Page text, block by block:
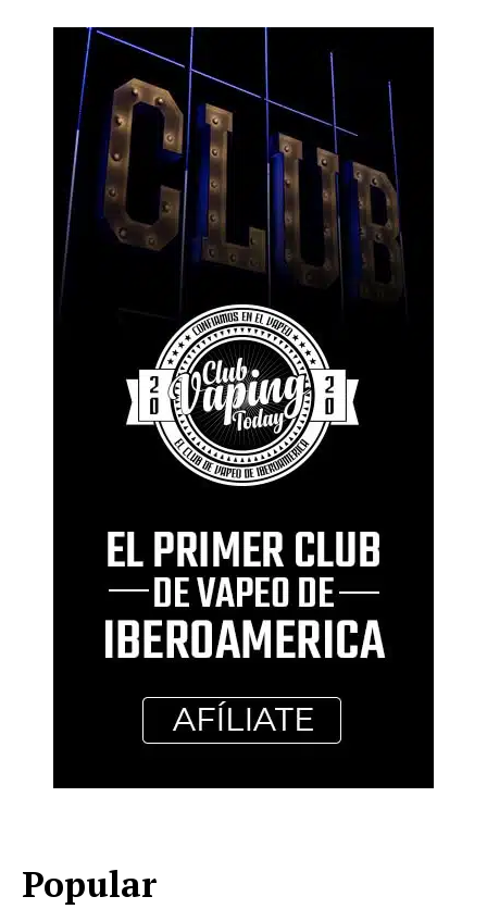
Popular